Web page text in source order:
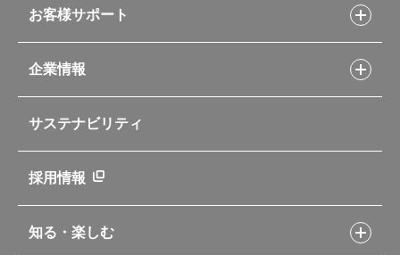
ソフトクーラー・バッグ
自転車専用ボトル
アパレル小物
新製品一覧
カタログ
スープジャーレシピ
イージースモーカーレシピ
レシピ本のご紹介
お客様サポート
交換用部品の購入方法
部品の種類や販売状況を調べる
よくあるご質問・お問い合わせ
企業情報
企業理念
会社概要
ニュース
世界のサーモス
サステナビリティ
採用情報
知る・楽しむ